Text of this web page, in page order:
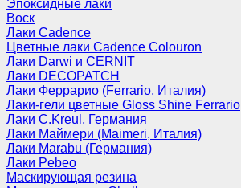
Эпоксидные лаки
Воск
Лаки Cadence
Цветные лаки Cadence Colouron
Лаки Darwi и CERNIT
Лаки DECOPATCH
Лаки Феррарио (Ferrario, Италия)
Лаки-гели цветные Gloss Shine Ferrario
Лаки C.Kreul, Германия
Лаки Маймери (Maimeri, Италия)
Лаки Marabu (Германия)
Лаки Pebeo
Маскирующая резина